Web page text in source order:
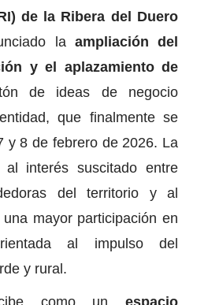
de la Ribera del Duero
la ampliación del
y el aplazamiento de
de ideas de negocio
que finalmente se
y 8 de febrero de 2026. La
al interés suscitado entre
del territorio y al
mayor participación en
al impulso del
y rural.
como un espacio